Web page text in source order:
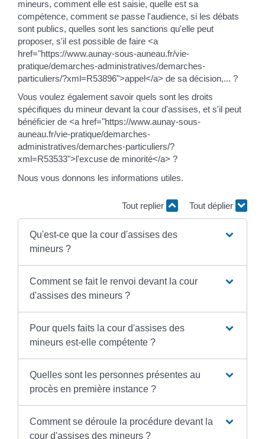
mineurs, comment elle est saisie, quelle est sa
compétence, comment se passe l'audience, si les débats
sont publics, quelles sont les sanctions qu'elle peut
proposer, s'il est possible de faire <a
href="https://www.aunay-sous-auneau.fr/vie-
pratique/demarches-administratives/demarches-
particuliers/?xml=R53896">appel</a> de sa décision,... ?
Vous voulez également savoir quels sont les droits
spécifiques du mineur devant la cour d'assises, et s'il peut
bénéficier de <a href="https://www.aunay-sous-
auneau.fr/vie-pratique/demarches-
administratives/demarches-particuliers/?
xml=R53533">l'excuse de minorité</a> ?
Nous vous donnons les informations utiles.
Tout replier Tout déplier
Qu'est-ce que la cour d'assises des
mineurs ?
Comment se fait le renvoi devant la cour
d'assises des mineurs ?
Pour quels faits la cour d'assises des
mineurs est-elle compétente ?
Quelles sont les personnes présentes au
procès en première instance ?
Comment se déroule la procédure devant la
cour d'assises des mineurs ?